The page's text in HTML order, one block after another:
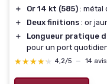
＋
Or 14 kt (585) : métal
＋
Deux finitions : or
＋
Longueur pratique
pour un port
★★★★★
★★★★★ 4,2/5 — 14 avis